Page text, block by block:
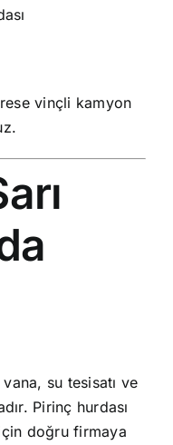
vinçli kamyon
su tesisatı ve
Pirinç hurdası
doğru firmaya